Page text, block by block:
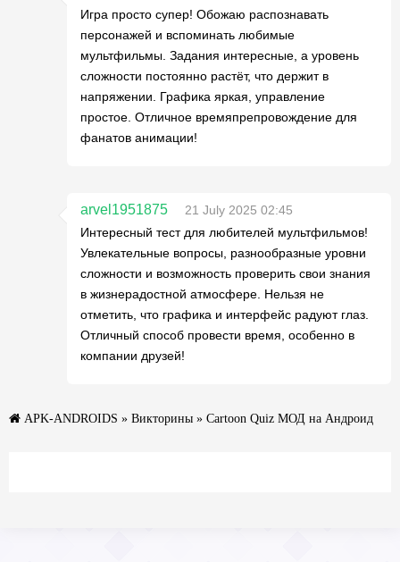
Игра просто супер! Обожаю распознавать
персонажей и вспоминать любимые
мультфильмы. Задания интересные, а уровень
сложности постоянно растёт, что держит в
напряжении. Графика яркая, управление
простое. Отличное времяпрепровождение для
фанатов анимации!
arvel1951875
21 July 2025 02:45
Интересный тест для любителей мультфильмов!
Увлекательные вопросы, разнообразные уровни
сложности и возможность проверить свои знания
в жизнерадостной атмосфере. Нельзя не
отметить, что графика и интерфейс радуют глаз.
Отличный способ провести время, особенно в
компании друзей!
APK-ANDROIDS » Викторины » Cartoon Quiz МОД на Андроид